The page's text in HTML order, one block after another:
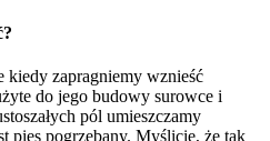
kiedy zapragniemy wznieść
do jego budowy surowce i
pól umieszczamy
pies pogrzebany. Myślicie, że tak